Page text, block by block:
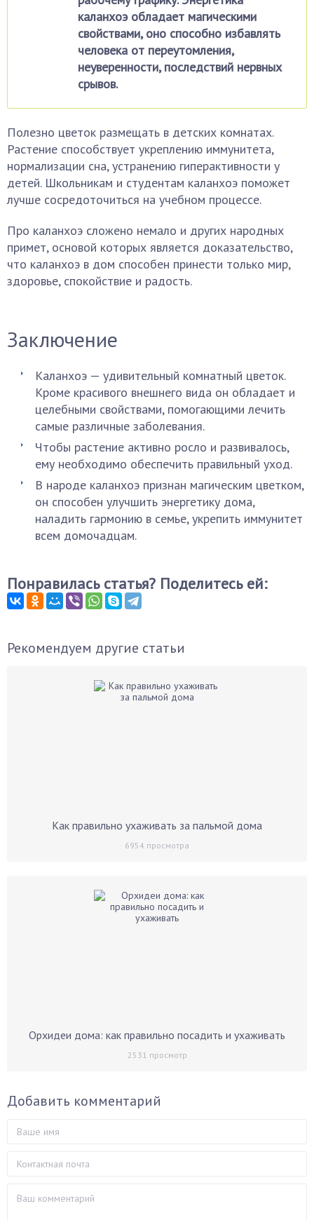
каланхоэ обладает магическими
свойствами, оно способно избавлять
человека от переутомления,
неуверенности, последствий нервных
срывов.
Полезно цветок размещать в детских комнатах.
Растение способствует укреплению иммунитета,
нормализации сна, устранению гиперактивности у
детей. Школьникам и студентам каланхоэ поможет
лучше сосредоточиться на учебном процессе.
Про каланхоэ сложено немало и других народных
примет, основой которых является доказательство,
что каланхоэ в дом способен принести только мир,
здоровье, спокойствие и радость.
Заключение
Каланхоэ — удивительный комнатный цветок.
Кроме красивого внешнего вида он обладает и
целебными свойствами, помогающими лечить
самые различные заболевания.
Чтобы растение активно росло и развивалось,
ему необходимо обеспечить правильный уход.
В народе каланхоэ признан магическим цветком,
он способен улучшить энергетику дома,
наладить гармонию в семье, укрепить иммунитет
всем домочадцам.
Понравилась статья? Поделитесь ей:
Рекомендуем другие статьи
Как правильно ухаживать за пальмой дома
6954 просмотра
Орхидеи дома: как правильно посадить и ухаживать
2531 просмотр
Добавить комментарий